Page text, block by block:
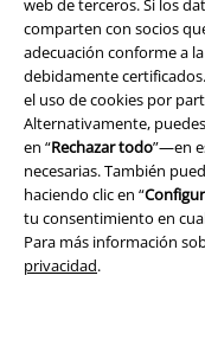
web de terceros. Si los
comparten con socios
adecuación conforme a
debidamente
el uso de cookies por
Alternativamente,
en “Rechazar todo”—en
necesarias. También
haciendo clic en “
tu consentimiento en
Para más información
privacidad.
Términos y Condiciones
Aviso Legal
Ley protección de datos
Eliminación de residuos
Declaración de